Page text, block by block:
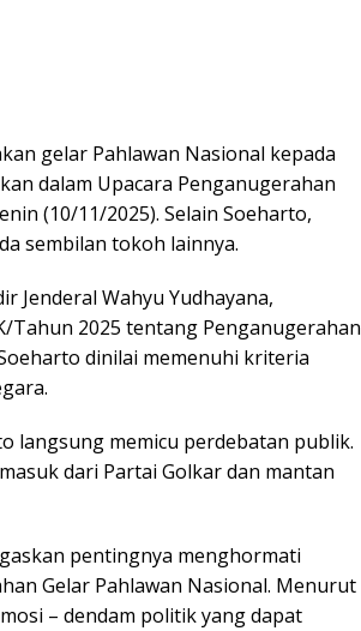
gelar Pahlawan Nasional kepada
dalam Upacara Penganugerahan
(10/11/2025). Selain Soeharto,
sembilan tokoh lainnya.
Jenderal Wahyu Yudhayana,
Tahun 2025 tentang Penganugerahan
dinilai memenuhi kriteria
langsung memicu perdebatan publik.
dari Partai Golkar dan mantan
pentingnya menghormati
Gelar Pahlawan Nasional. Menurut
– dendam politik yang dapat